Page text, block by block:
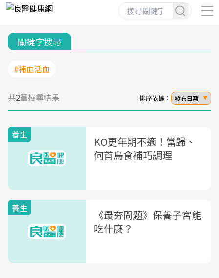
關鍵字搜尋
#補血活血
共2筆搜尋結果 排序依據： 發布日期
養生
KO更年期不適！當歸、
何首烏食補巧調理
養生
《最夯問題》保養子宮能
吃什麼？